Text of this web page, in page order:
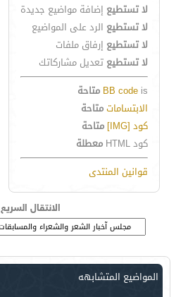
لا تستطيع إضافة مواضيع جديدة
لا تستطيع الرد على المواضيع
لا تستطيع إرفاق ملفات
لا تستطيع تعديل مشاركاتك
BB code is
متاحة
الابتساماتمتاحة
كود [IMG]
متاحة
كود HTML
معطلة
قوانين المنتدى
الانتقال السريع
المواضيع المتشابهه